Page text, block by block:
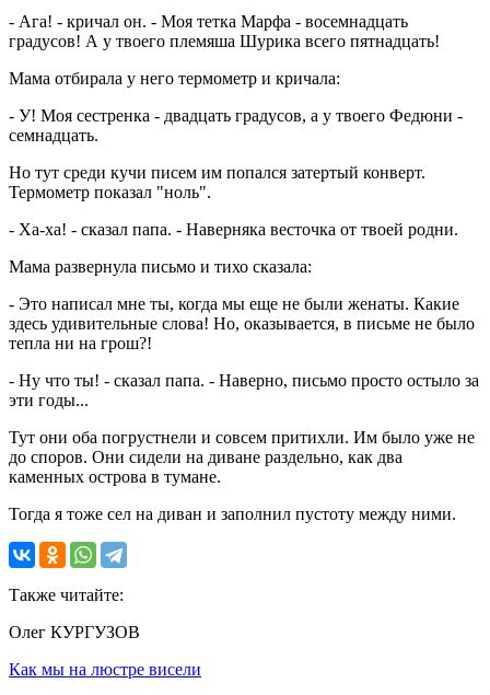
- Ага! - кричал он. - Моя тетка Марфа - восемнадцать
градусов! А у твоего племяша Шурика всего пятнадцать!
Мама отбирала у него термометр и кричала:
- У! Моя сестренка - двадцать градусов, а у твоего Федюни -
семнадцать.
Но тут среди кучи писем им попался затертый конверт.
Термометр показал "ноль".
- Ха-ха! - сказал папа. - Наверняка весточка от твоей родни.
Мама развернула письмо и тихо сказала:
- Это написал мне ты, когда мы еще не были женаты. Какие
здесь удивительные слова! Но, оказывается, в письме не было
тепла ни на грош?!
- Ну что ты! - сказал папа. - Наверно, письмо просто остыло за
эти годы...
Тут они оба погрустнели и совсем притихли. Им было уже не
до споров. Они сидели на диване раздельно, как два
каменных острова в тумане.
Тогда я тоже сел на диван и заполнил пустоту между ними.
Также читайте:
Олег КУРГУЗОВ
Как мы на люстре висели